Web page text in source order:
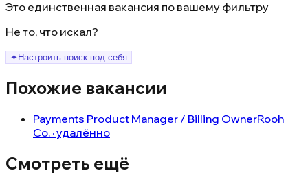
Это единственная вакансия по вашему фильтру
Не то, что искал?
✦ Настроить поиск под себя
Похожие вакансии
Payments Product Manager / Billing OwnerRooh
Co. · удалённо
Смотреть ещё